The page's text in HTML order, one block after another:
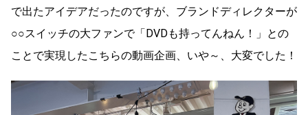
で出たアイデアだったのですが、ブランドディレクターが
○○スイッチの大ファンで「DVDも持ってんねん！」との
ことで実現したこちらの動画企画、いや～、大変でした！